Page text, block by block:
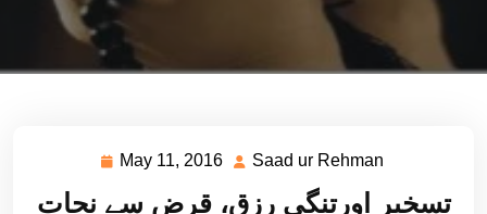
May 11, 2016 MaySaad ur Rehman
تسخیر اورتنگیِ رزق، قرض سے نجات